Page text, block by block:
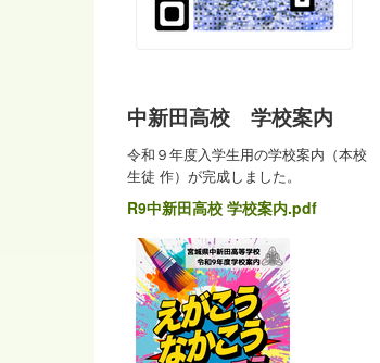
中新田高校 学校案内
令和９年度入学生用の学校案内（本校
生徒 作）が完成しました。
R9中新田高校 学校案内.pdf